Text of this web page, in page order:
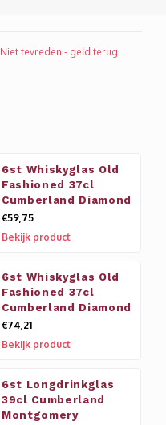
Niet tevreden - geld terug
6st Whiskyglas Old
Fashioned 37cl
Cumberland Diamond
€59,75
Bekijk product
6st Whiskyglas Old
Fashioned 37cl
Cumberland Diamond
€74,21
Bekijk product
6st Longdrinkglas
39cl Cumberland
Montgomery